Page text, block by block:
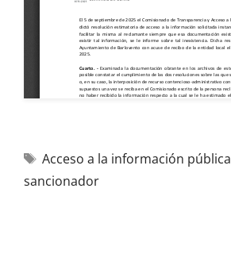
Acceso a la información pública
sancionador